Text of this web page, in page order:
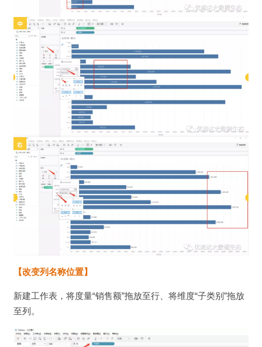
【改变列名称位置】
新建工作表，将度量“销售额”拖放至行、将维度“子类别”拖放
至列。